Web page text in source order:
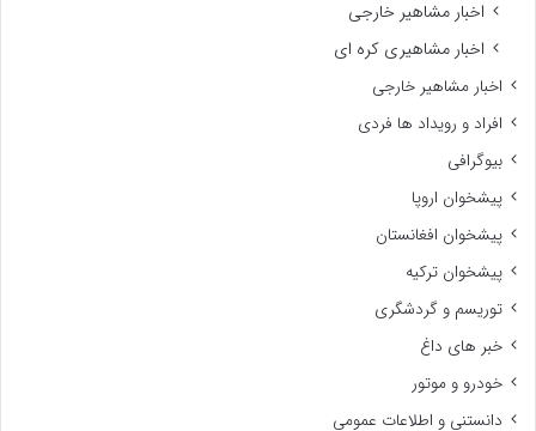
اخبار مشاهیر خارجی
اخبار مشاهیری کره ای
اخبار مشاهیر خارجی
افراد و رویداد ها فردی
بیوگرافی
پیشخوان اروپا
پیشخوان افغانستان
پیشخوان ترکیه
توریسم و گردشگری
خبر های داغ
خودرو و موتور
دانستنی و اطلاعات عمومی